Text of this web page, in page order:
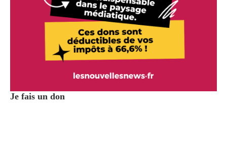
Je fais un don